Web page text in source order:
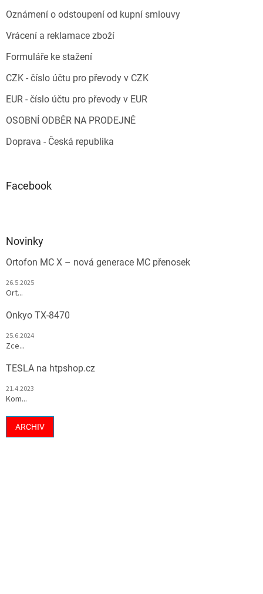
Oznámení o odstoupení od kupní smlouvy
Vrácení a reklamace zboží
Formuláře ke stažení
CZK - číslo účtu pro převody v CZK
EUR - číslo účtu pro převody v EUR
OSOBNÍ ODBĚR NA PRODEJNĚ
Doprava - Česká republika
Facebook
Novinky
Ortofon MC X – nová generace MC přenosek
26.5.2025
Ort...
Onkyo TX-8470
25.6.2024
Zce...
TESLA na htpshop.cz
21.4.2023
Kom...
ARCHIV